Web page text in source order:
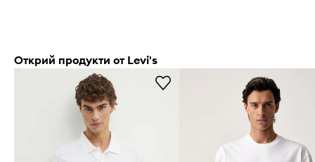
Открий продукти от Levi's